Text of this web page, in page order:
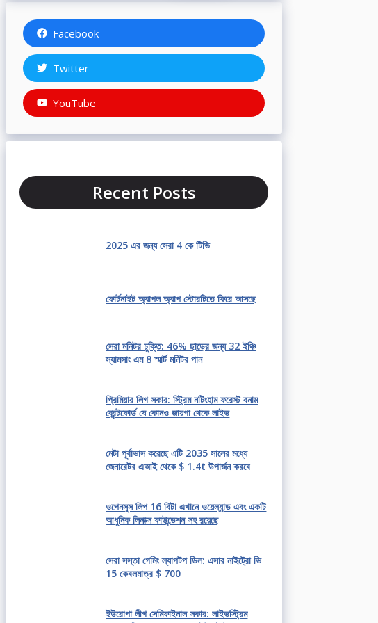
Facebook
Twitter
YouTube
Recent Posts
2025 এর জন্য সেরা 4 কে টিভি
ফোর্টনাইট অ্যাপল অ্যাপ স্টোরটিতে ফিরে আসছে
সেরা মনিটর চুক্তি: 46% ছাড়ের জন্য 32 ইঞ্চি
স্যামসাং এম 8 স্মার্ট মনিটর পান
প্রিমিয়ার লিগ সকার: স্ট্রিম নটিংহাম ফরেস্ট বনাম
ব্রেন্টফোর্ড যে কোনও জায়গা থেকে লাইভ
মেটা পূর্বাভাস করেছে এটি 2035 সালের মধ্যে
জেনারেটর এআই থেকে $ 1.4t উপার্জন করবে
ওপেনসুস লিপ 16 বিটা এখানে ওয়েল্যান্ড এবং একটি
আধুনিক লিনাক্স ফাউন্ডেশন সহ রয়েছে
সেরা সস্তা গেমিং ল্যাপটপ ডিল: এসার নাইট্রো ভি
15 কেবলমাত্র $ 700
ইউরোপা লীগ সেমিফাইনাল সকার: লাইভস্ট্রিম